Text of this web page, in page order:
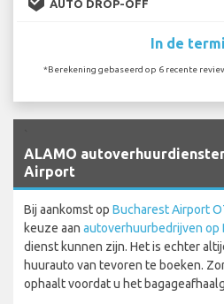
AUTO DROP-OFF
In de
*Berekening gebaseerd op 6 recente
ALAMO
Airport
Bij aankomst op Bucharest Airport
keuze aan autoverhuurbedrijven op
dienst kunnen zijn. Het is echter
huurauto van tevoren te boeken.
ophaalt voordat u het